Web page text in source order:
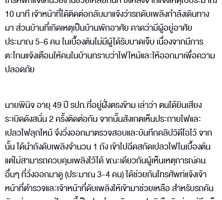
10 นาที เจ้าหน้าที่ได้ติดต่อกลับมาแจ้งว่ารถดับเพลิงกำลังเดินทาง
มา ส่วนบ้านที่เกิดเหตุเป็นบ้านพักอาศัย คาดว่ามีผู้อยู่อาศัย
ประมาณ 5-6 คน ในเบื้องต้นไม่มีผู้ได้รับบาดเจ็บ เนื่องจากมีการ
ตะโกนแจ้งเตือนให้คนในบ้านทราบว่าไฟไหม้และให้ออกมาเพื่อความ
ปลอดภัย
นายพินิจ อายุ 49 ปี รปภ.ที่อยู่ฝั่งตรงข้าม เล่าว่า ตนได้ยินเสียง
ระเบิดดังสนั่น 2 ครั้งติดต่อกัน จากนั้นสังเกตเห็นประกายไฟและ
เปลวไฟลุกไหม้ จึงวิ่งออกมาตรวจสอบและบันทึกคลิปวิดีโอไว้ จาก
นั้น ได้นำถังดับเพลิงจำนวน 1 ถัง เข้าไปฉีดสกัดเปลวไฟในเบื้องต้น
แต่ไม่สามารถควบคุมเพลิงไว้ได้ ขณะเดียวกันผู้เห็นเหตุการณ์คน
อื่นๆ ที่วิ่งออกมาดู (ประมาณ 3-4 คน) ได้ช่วยกันโทรศัพท์แจ้งเจ้า
หน้าที่ตำรวจและเจ้าหน้าที่ดับเพลิงให้เข้ามาช่วยเหลือ สำหรับรถคัน